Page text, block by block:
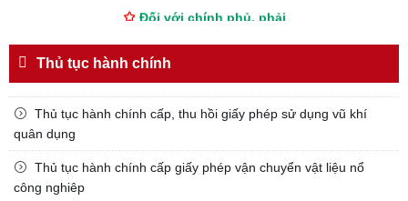
Đối với chính phủ, phải
Đối với nhân dân, phải
Đối với công việc, phải
Đối với địch, phải
Thủ tục hành chính
Thủ tục hành chính cấp, thu hồi giấy phép sử dụng vũ khí
quân dụng
Thủ tục hành chính cấp giấy phép vận chuyển vật liệu nổ
công nghiêp